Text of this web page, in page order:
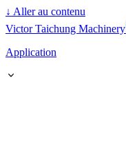
↓ Aller au contenu
Victor Taichung Machinery
Application